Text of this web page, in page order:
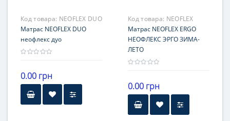
Код товара: NEOFLEX DUO
Матрас NEOFLEX DUO
неофлекс дуо
0.00 грн
Код товара: NEOFLEX
ERGO
Матрас NEOFLEX ERGO
НЕОФЛЕКС ЭРГО ЗИМА-
ЛЕТО
0.00 грн